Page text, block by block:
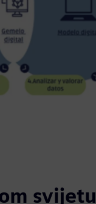
svijetu